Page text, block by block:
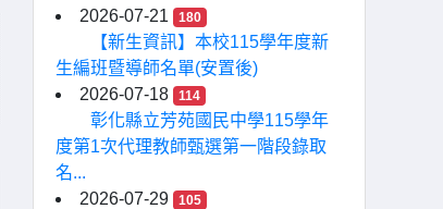
2026-07-21
180
【新生資訊】本校115學年度新
生編班暨導師名單(安置後)
2026-07-18
114
彰化縣立芳苑國民中學115學年
度第1次代理教師甄選第一階段錄取
名...
2026-07-29
105